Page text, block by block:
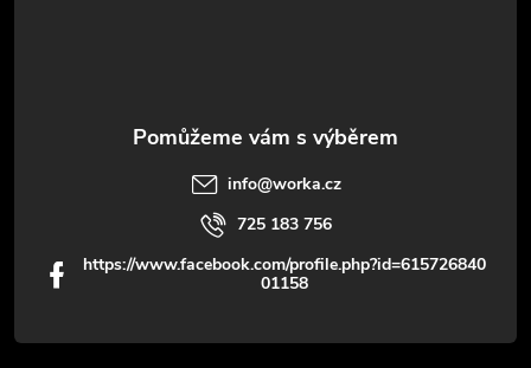
info@worka.cz
725 183 756
https://www.facebook.com/profile.php?id=615726840
01158